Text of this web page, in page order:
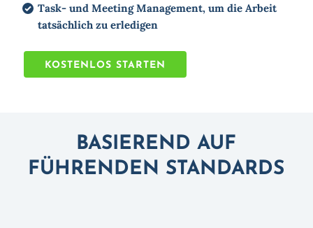
Task- und Meeting Management, um die Arbeit
tatsächlich zu erledigen
KOSTENLOS STARTEN
BASIEREND AUF
FÜHRENDEN STANDARDS